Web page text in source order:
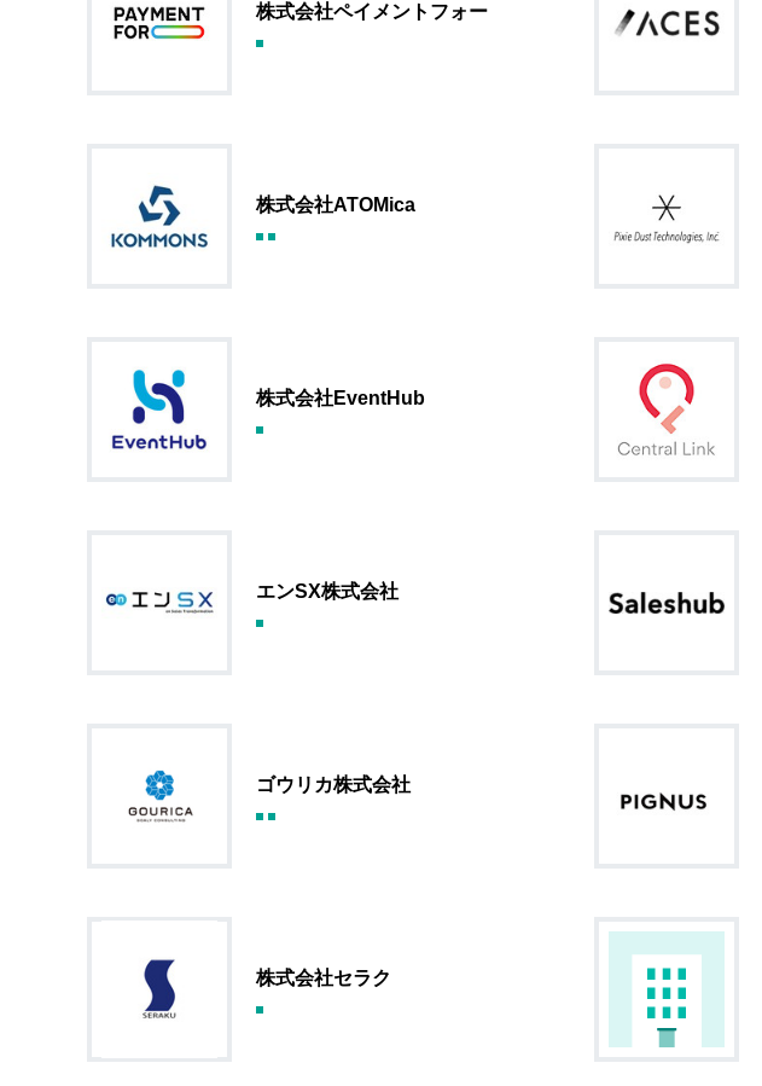
株式会社ペイメントフォー
株式会社ATOMica
株式会社EventHub
エンSX株式会社
ゴウリカ株式会社
株式会社セラク